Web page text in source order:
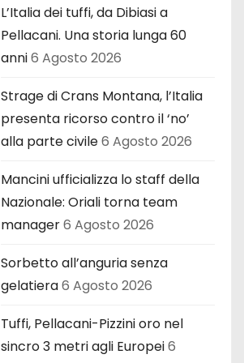
L’Italia dei tuffi, da Dibiasi a
Pellacani. Una storia lunga 60
anni6 Agosto 2026
Strage di Crans Montana, l’Italia
presenta ricorso contro il ‘no’
alla parte civile6 Agosto 2026
Mancini ufficializza lo staff della
Nazionale: Oriali torna team
manager6 Agosto 2026
Sorbetto all’anguria senza
gelatiera6 Agosto 2026
Tuffi, Pellacani-Pizzini oro nel
sincro 3 metri agli Europei6